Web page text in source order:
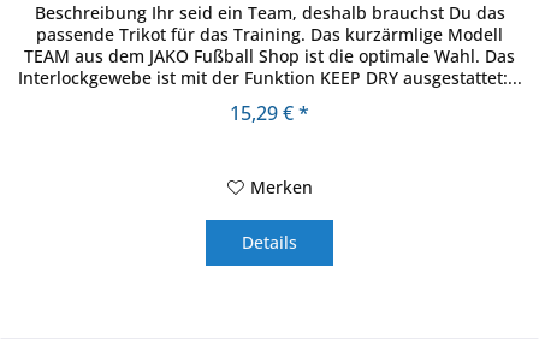
Beschreibung Ihr seid ein Team, deshalb brauchst Du das
passende Trikot für das Training. Das kurzärmlige Modell
TEAM aus dem JAKO Fußball Shop ist die optimale Wahl. Das
Interlockgewebe ist mit der Funktion KEEP DRY ausgestattet:...
15,29 € *
Merken
Details